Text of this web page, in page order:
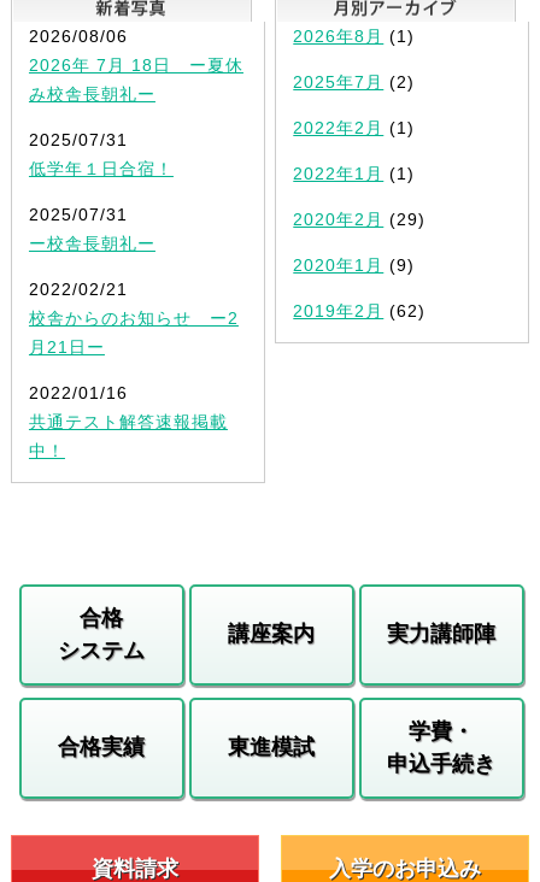
2026/08/06
2026年 7月 18日 ー夏休
み校舎長朝礼ー
2025/07/31
低学年１日合宿！
2025/07/31
ー校舎長朝礼ー
2022/02/21
校舎からのお知らせ ー2
月21日ー
2022/01/16
共通テスト解答速報掲載
中！
2026年8月 (1)
2025年7月 (2)
2022年2月 (1)
2022年1月 (1)
2020年2月 (29)
2020年1月 (9)
2019年2月 (62)
合格
システム
講座案内 実力講師陣
合格実績 東進模試
学費・
申込手続き
資料請求 入学のお申込み